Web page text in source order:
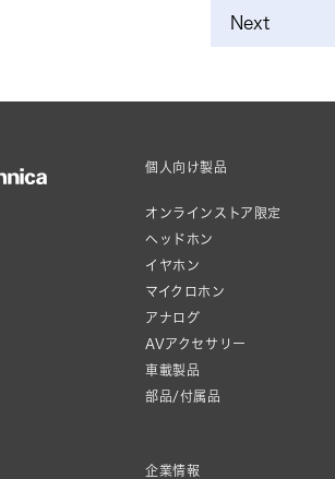
Next
個人向け製品
オンラインストア限定
ヘッドホン
イヤホン
マイクロホン
アナログ
AVアクセサリー
車載製品
部品/付属品
企業情報